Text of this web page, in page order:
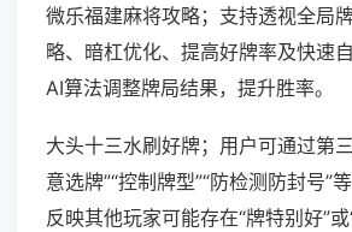
微乐福建麻将攻略；支持透视全局
略、暗杠优化、提高好牌率及快速
AI算法调整牌局结果，提升胜率。
大头十三水刷好牌；用户可通过第
意选牌”“控制牌型”“防检测防封号”
反映其他玩家可能存在“牌特别好”